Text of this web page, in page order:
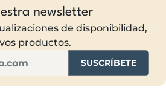
newsletter
de disponibilidad,
productos.
SUSCRÍBETE